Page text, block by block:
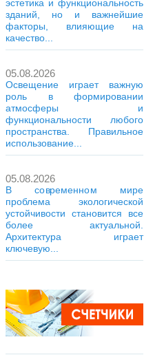
эстетика и функциональность
зданий, но и важнейшие
факторы, влияющие на
качество...
05.08.2026
Освещение играет важную
роль в формировании
атмосферы и
функциональности любого
пространства. Правильное
использование...
05.08.2026
В современном мире
проблема экологической
устойчивости становится все
более актуальной.
Архитектура играет
ключевую...